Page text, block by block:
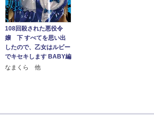
108回殺された悪役令
嬢 下 すべてを思い出
したので、乙女はルビー
でキセキします BABY編
なまくら 他